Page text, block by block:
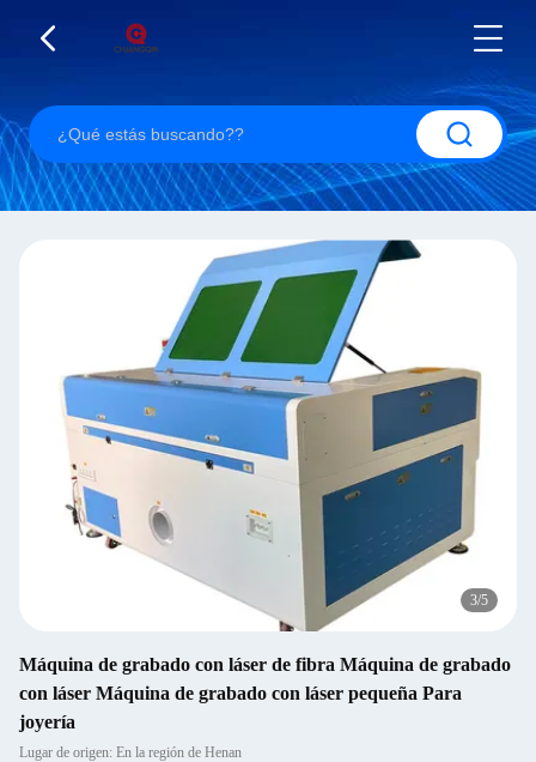
3/5
Máquina de grabado con láser de fibra Máquina de grabado
con láser Máquina de grabado con láser pequeña Para
joyería
Lugar de origen: En la región de Henan